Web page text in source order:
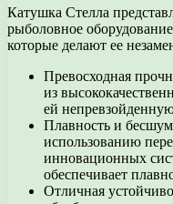
Катушка Стелла
рыболовное
которые делают ее
Превосходная
из
ей
Плавность и
использованию
инновационных
обеспечивает
Отличная